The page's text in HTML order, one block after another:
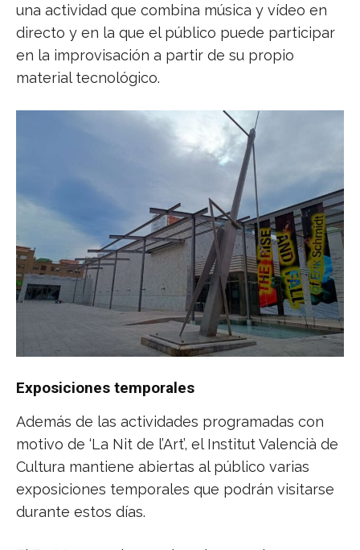
una actividad que combina música y vídeo en
directo y en la que el público puede participar
en la improvisación a partir de su propio
material tecnológico.
Exposiciones temporales
Además de las actividades programadas con
motivo de ‘La Nit de l’Art’, el Institut Valencià de
Cultura mantiene abiertas al público varias
exposiciones temporales que podrán visitarse
durante estos días.